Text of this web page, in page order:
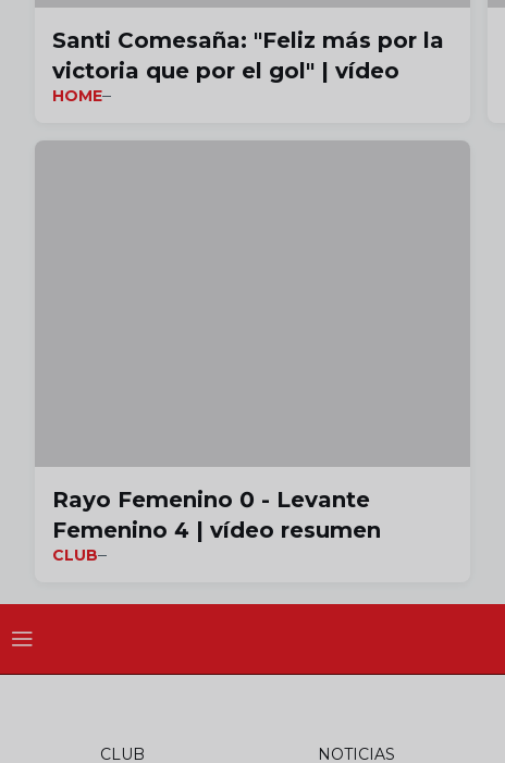
Santi Comesaña: "Feliz más por la
victoria que por el gol" | vídeo
HOME
Rayo Femenino 0 - Levante
Femenino 4 | vídeo resumen
CLUB
CLUB NOTICIAS